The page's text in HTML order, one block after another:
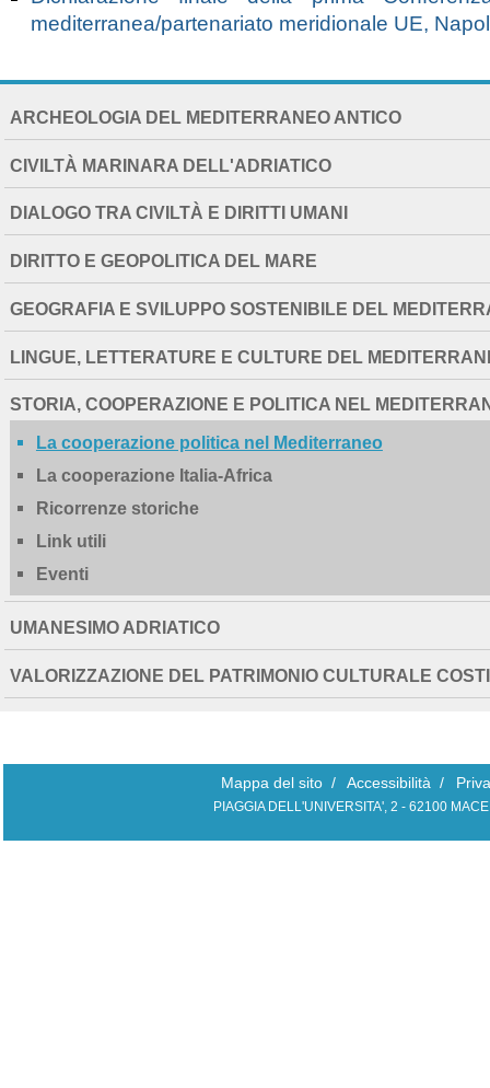
mediterranea/partenariato meridionale UE,
EXTENDED
ARCHEOLOGIA DEL MEDITERRANEO ANTICO
CIVILTÀ MARINARA DELL'ADRIATICO
DIALOGO TRA CIVILTÀ E DIRITTI UMANI
DIRITTO E GEOPOLITICA DEL MARE
GEOGRAFIA E SVILUPPO SOSTENIBILE DEL
LINGUE, LETTERATURE E CULTURE DEL
STORIA, COOPERAZIONE E POLITICA NEL
La cooperazione politica nel Mediterraneo
La cooperazione Italia-Africa
Ricorrenze storiche
Link utili
Eventi
UMANESIMO ADRIATICO
VALORIZZAZIONE DEL PATRIMONIO CULTURALE
Mappa del sito / Accessibilità /
PIAGGIA DELL'UNIVERSITA', 2 - 62100